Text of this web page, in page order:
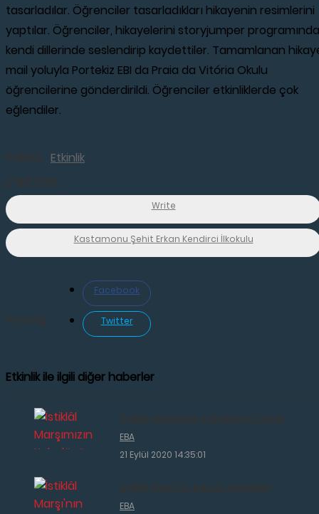
tasarladılar. Öğrenciler tasarladıkları hikayenin resimlerini
yaptılar. Öğrenciler, hikayelerini storyjumper programında
kendi dillerinde seslendirip kaydettiler. Tamamlanan
mail yoluyla Portekiz EBI da Praia da Vitória Okulu
öğrencilerine gönderdirildi. Öğrenciler etkinliklerde çok
eğlendiler.
Etkinlik
Write
Kastamonu Şehit Erkan Kendirci İlkokulu
Facebook
Twitter
Etkinlik ile ilgili diğer haberler
EBA
21 Eylül 2020 14:35:01
EBA